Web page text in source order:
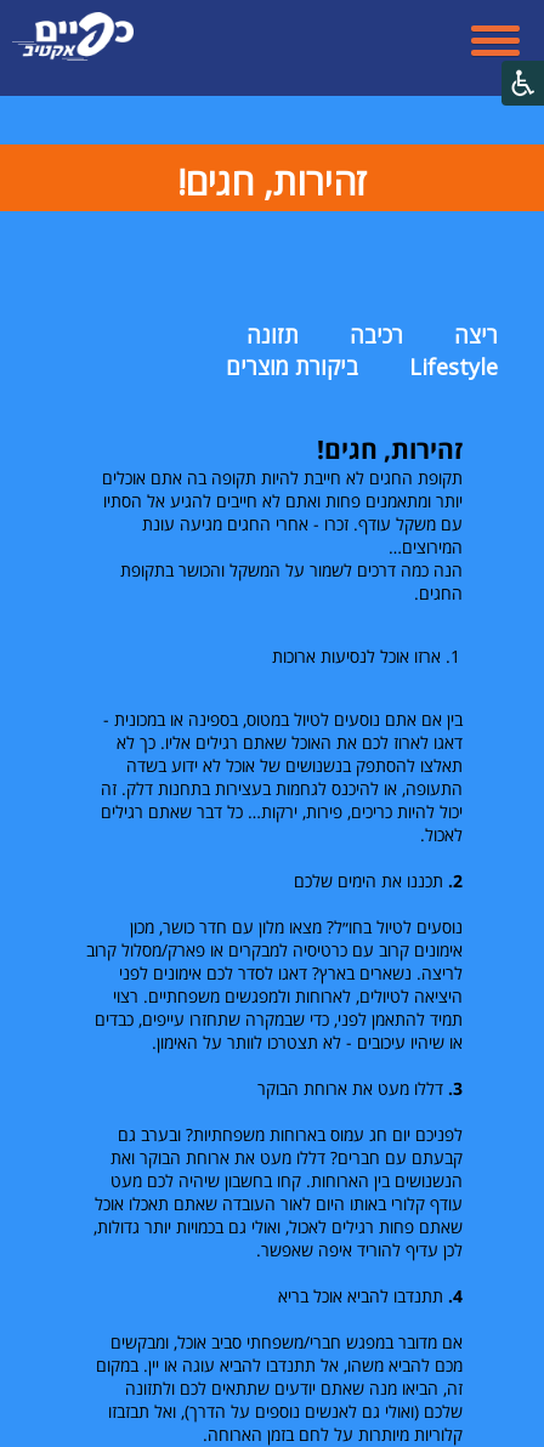
זהירות, חגים!
ריצה רכיבה
תזונה
Lifestyle
ביקורת מוצרים
זהירות, חגים!
תקופת החגים לא חייבת להיות תקופה בה אתם אוכלים
יותר ומתאמנים פחות ואתם לא חייבים להגיע אל הסתיו
עם משקל עודף. זכרו - אחרי החגים מגיעה עונת
המירוצים…
הנה כמה דרכים לשמור על המשקל והכושר בתקופת
החגים.
ארזו אוכל לנסיעות ארוכות
בין אם אתם נוסעים לטיול במטוס, בספינה או במכונית -
דאגו לארוז לכם את האוכל שאתם רגילים אליו. כך לא
תאלצו להסתפק בנשנושים של אוכל לא ידוע בשדה
התעופה, או להיכנס לגחמות בעצירות בתחנות דלק. זה
יכול להיות כריכים, פירות, ירקות… כל דבר שאתם רגילים
לאכול.
2. תכננו את הימים שלכם
נוסעים לטיול בחו״ל? מצאו מלון עם חדר כושר, מכון
אימונים קרוב עם כרטיסיה למבקרים או פארק/מסלול קרוב
לריצה. נשארים בארץ? דאגו לסדר לכם אימונים לפני
היציאה לטיולים, לארוחות ולמפגשים משפחתיים. רצוי
תמיד להתאמן לפני, כדי שבמקרה שתחזרו עייפים, כבדים
או שיהיו עיכובים - לא תצטרכו לוותר על האימון.
3. דללו מעט את ארוחת הבוקר
לפניכם יום חג עמוס בארוחות משפחתיות? ובערב גם
קבעתם עם חברים? דללו מעט את ארוחת הבוקר ואת
הנשנושים בין הארוחות. קחו בחשבון שיהיה לכם מעט
עודף קלורי באותו היום לאור העובדה שאתם תאכלו אוכל
שאתם פחות רגילים לאכול, ואולי גם בכמויות יותר גדולות,
לכן עדיף להוריד איפה שאפשר.
4. תתנדבו להביא אוכל בריא
אם מדובר במפגש חברי/משפחתי סביב אוכל, ומבקשים
מכם להביא משהו, אל תתנדבו להביא עוגה או יין. במקום
זה, הביאו מנה שאתם יודעים שתתאים לכם ולתזונה
שלכם (ואולי גם לאנשים נוספים על הדרך), ואל תבזבזו
קלוריות מיותרות על לחם בזמן הארוחה.